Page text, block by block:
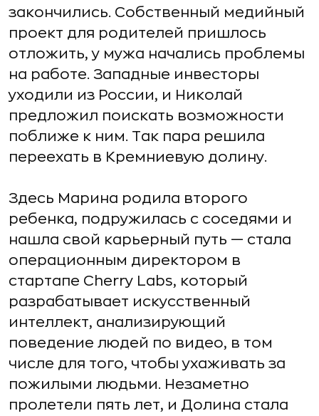
закончились. Собственный медийный
проект для родителей пришлось
отложить, у мужа начались проблемы
на работе. Западные инвесторы
уходили из России, и Николай
предложил поискать возможности
поближе к ним. Так пара решила
переехать в Кремниевую долину.
Здесь Марина родила второго
ребенка, подружилась с соседями и
нашла свой карьерный путь — стала
операционным директором в
стартапе Cherry Labs, который
разрабатывает искусственный
интеллект, анализирующий
поведение людей по видео, в том
числе для того, чтобы ухаживать за
пожилыми людьми. Незаметно
пролетели пять лет, и Долина стала